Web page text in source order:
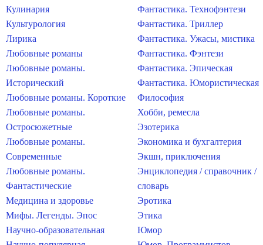
Кулинария
Культурология
Лирика
Любовные романы
Любовные романы.
Исторический
Любовные романы. Короткие
Любовные романы.
Остросюжетные
Любовные романы.
Современные
Любовные романы.
Фантастические
Медицина и здоровье
Мифы. Легенды. Эпос
Научно-образовательная
Фантастика. Технофэнтези
Фантастика. Триллер
Фантастика. Ужасы, мистика
Фантастика. Фэнтези
Фантастика. Эпическая
Фантастика. Юмористическая
Философия
Хобби, ремесла
Эзотерика
Экономика и бухгалтерия
Экшн, приключения
Энциклопедия / справочник /
словарь
Эротика
Этика
Юмор